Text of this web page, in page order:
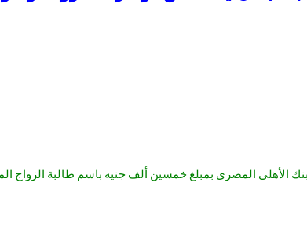
الأهلى المصرى بمبلغ خمسين ألف جنيه باسم طالبة الزواج